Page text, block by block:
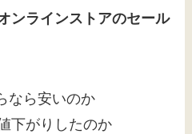
ンラインストアのセール
なら安いのか
下がりしたのか